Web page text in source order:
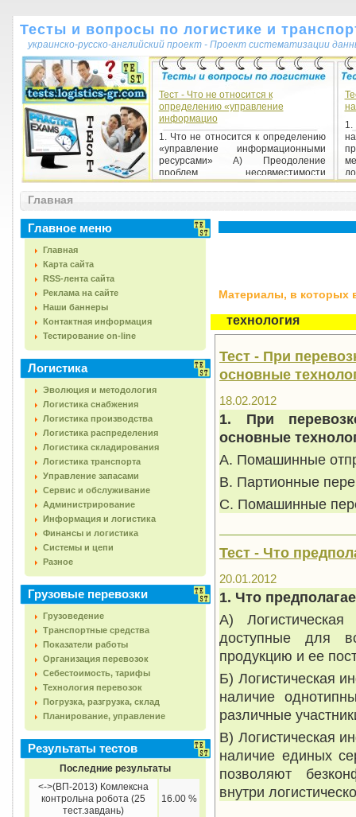
Тесты и вопросы по логистике и
украинско-русско-английский проект - Проект систематизации
Тест - Что не относится к
определению «управление
информацио
1. Что не относится к определению
«управление информационными
ресурсами» А) Преодоление
проблем несовместимости
типовых...
Главная
Главное меню
Главная
Карта сайта
RSS-лента сайта
Реклама на сайте
Наши баннеры
Контактная информация
Тестирование on-line
Логистика
Эволюция и методология
Логистика снабжения
Логистика производства
Логистика распределения
Логистика складирования
Логистика транспорта
Управление запасами
Сервис и обслуживание
Администрирование
Информация и логистика
Финансы и логистика
Системы и цепи
Разное
Грузовые перевозки
Грузоведение
Транспортные средства
Показатели работы
Организация перевозок
Себестоимость, тарифы
Технология перевозок
Погрузка, разгрузка, склад
Планирование, управление
Результаты тестов
Последние результаты
<->(ВП-2013) Комлексна
контрольна робота (25
тест.завдань)
16.00 %
Материалы, в которых
технология
Тест - При
основные
18.02.2012
1. При
основные
A. Помашинные
B. Партионные
C. Помашинные
Тест - Что
20.01.2012
1. Что
А)
доступные для
продукцию и ее
Б) Логистическая
наличие
различные
В) Логистическая
наличие единых
позволяют
внутри